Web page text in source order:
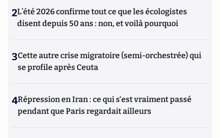
2L’été 2026 confirme tout ce que les écologistes
disent depuis 50 ans : non, et voilà pourquoi
3Cette autre crise migratoire (semi-orchestrée) qui
se profile après Ceuta
4Répression en Iran : ce qui s'est vraiment passé
pendant que Paris regardait ailleurs